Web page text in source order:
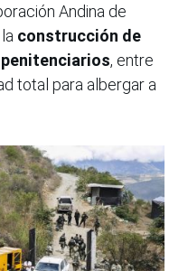
Andina de
construcción de
, entre
total para albergar a